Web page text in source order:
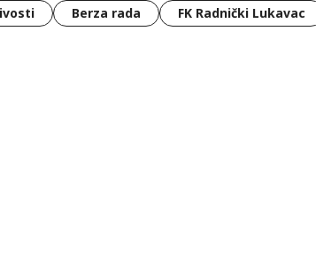
Berza rada FK Radnički Lukavac